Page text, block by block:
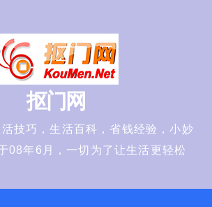
抠门网
技巧，生活百科，省钱经验，小妙
08年6月，一切为了让生活更轻松